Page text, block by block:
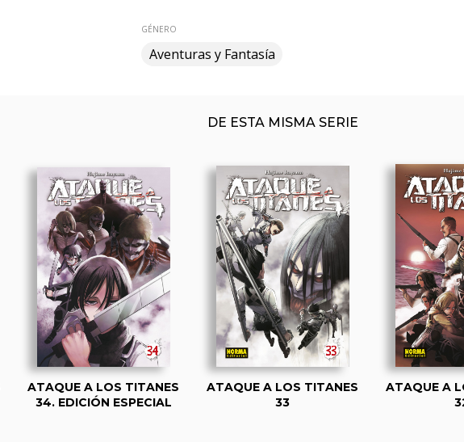
GÉNERO
Aventuras y Fantasía
DE ESTA MISMA SERIE
ATAQUE A LOS TITANES
34. EDICIÓN ESPECIAL
ATAQUE A LOS TITANES
33
ATAQUE A